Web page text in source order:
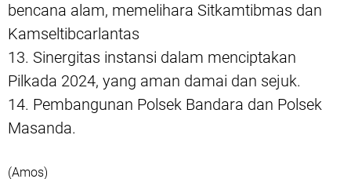
bencana alam, memelihara Sitkamtibmas dan
Kamseltibcarlantas
13. Sinergitas instansi dalam menciptakan
Pilkada 2024, yang aman damai dan sejuk.
14. Pembangunan Polsek Bandara dan Polsek
Masanda.
(Amos)